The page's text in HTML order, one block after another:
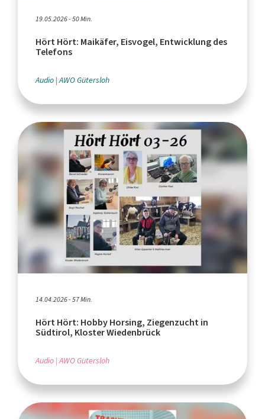
19.05.2026 - 50 Min.
Hört Hört: Maikäfer, Eisvogel, Entwicklung des
Telefons
Audio AWO Gütersloh
14.04.2026 - 57 Min.
Hört Hört: Hobby Horsing, Ziegenzucht in
Südtirol, Kloster Wiedenbrück
Audio AWO Gütersloh